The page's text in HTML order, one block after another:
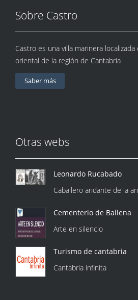
Sobre Castro
Castro es una villa marinera
oriental de la región de Cantabria
Saber más
Otras webs
Leonardo Rucabado
Caballero andante de la
Cementerio de Ballena
Arte en silencio
Turismo de cantabria
Cantabria infinita